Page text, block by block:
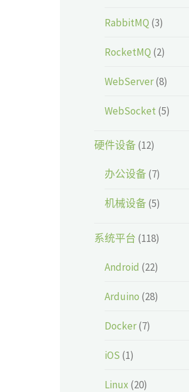
RabbitMQ (3)
RocketMQ (2)
WebServer(8)
WebSocket (5)
硬件设备 (12)
办公设备 (7)
机械设备 (5)
系统平台 (118)
Android (22)
Arduino (28)
Docker(7)
iOS (1)
Linux (20)